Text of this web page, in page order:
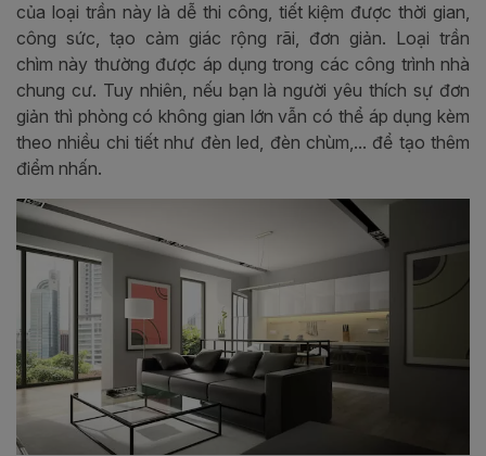
của loại trần này là dễ thi công, tiết kiệm được thời gian,
công sức, tạo cảm giác rộng rãi, đơn giản. Loại trần
chìm này thường được áp dụng trong các công trình nhà
chung cư. Tuy nhiên, nếu bạn là người yêu thích sự đơn
giản thì phòng có không gian lớn vẫn có thể áp dụng kèm
theo nhiều chi tiết như đèn led, đèn chùm,... để tạo thêm
điểm nhấn.